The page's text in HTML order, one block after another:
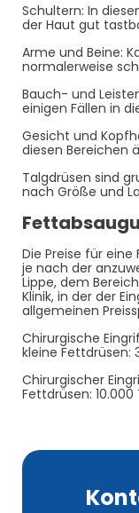
Schultern: In
der Haut gut
Arme und Beine:
normalerweise
Bauch- und
einigen Fällen in
Gesicht und
diesen Bereichen
Talgdrüsen sind
nach Größe und
Die Preise für
je nach der
Lippe, dem
Klinik, in der der
allgemeinen
Chirurgische
kleine Fettdrüsen:
Chirurgischer
Fettdrüsen: 10.000